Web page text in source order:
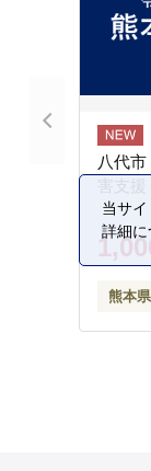
八代
害支
熊本
当サ
詳細に